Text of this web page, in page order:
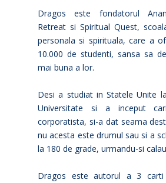
Dragos este fondatorul
Retreat si Spiritual Quest,
personala si spirituala, care a
10.000 de studenti, sansa sa
mai buna a lor.
Desi a studiat in Statele Unite
Universitate si a inceput
corporatista, si-a dat seama
nu acesta este drumul sau si a
la 180 de grade, urmandu-si
Dragos este autorul a 3 carti